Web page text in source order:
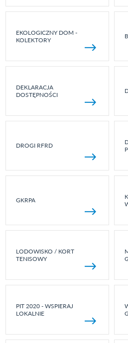
EKOLOGICZNY DOM -
KOLEKTORY
DEKLARACJA
DOSTĘPNOŚCI
DROGI RFRD
GKRPA
LODOWISKO / KORT
TENISOWY
PIT 2020 - WSPIERAJ
LOKALNIE